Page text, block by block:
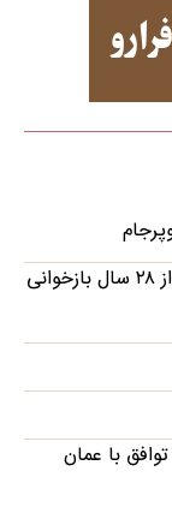
شادمهر عقیلی آهنگ «گل یاس» را پس از ۲۸ سال بازخوانی
با عمان